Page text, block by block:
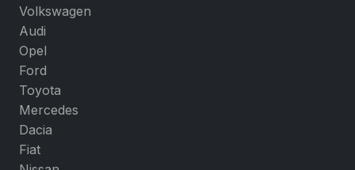
Volkswagen
Audi
Opel
Ford
Toyota
Mercedes
Dacia
Fiat